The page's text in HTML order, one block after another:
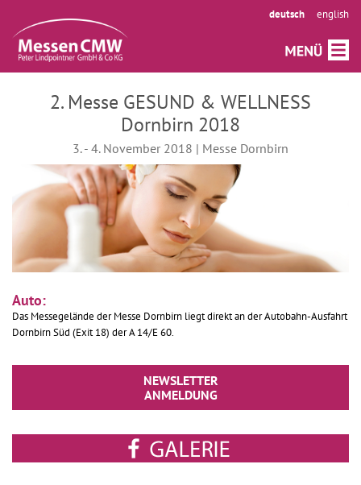
deutsch english
2. Messe GESUND & WELLNESS
Dornbirn 2018
3. - 4. November 2018 | Messe Dornbirn
Auto:
Das Messegelände der Messe Dornbirn liegt direkt an der Autobahn-Ausfahrt
Dornbirn Süd (Exit 18) der A 14/E 60.
NEWSLETTER
ANMELDUNG